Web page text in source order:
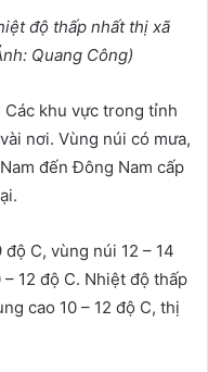
độ thấp nhất thị xã
Quang Công)
khu vực trong tỉnh
nơi. Vùng núi có mưa,
đến Đông Nam cấp
C, vùng núi 12 – 14
12 độ C. Nhiệt độ thấp
cao 10 – 12 độ C, thị